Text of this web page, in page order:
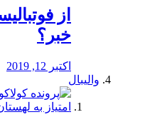
از
خبر؟
اکتبر 12, 2019
والیبال